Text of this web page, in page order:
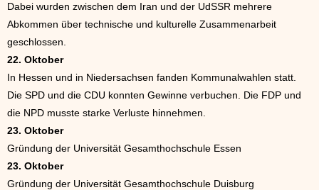
Dabei wurden zwischen dem Iran und der UdSSR mehrere
Abkommen über technische und kulturelle Zusammenarbeit
geschlossen.
22. Oktober
In Hessen und in Niedersachsen fanden Kommunalwahlen statt.
Die SPD und die CDU konnten Gewinne verbuchen. Die FDP und
die NPD musste starke Verluste hinnehmen.
23. Oktober
Gründung der Universität Gesamthochschule Essen
23. Oktober
Gründung der Universität Gesamthochschule Duisburg